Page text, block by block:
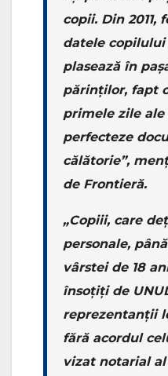
copii. Din 2011,
datele copilului
plasează în
părinților, fapt
primele zile ale
perfecteze
călătorie”,
de Frontieră.
„Copiii, care
personale,
vârstei de 18
însoţiţi de
reprezentanţii
fără acordul
vizat notarial